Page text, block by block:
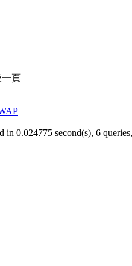
一頁
in 0.024775 second(s), 6